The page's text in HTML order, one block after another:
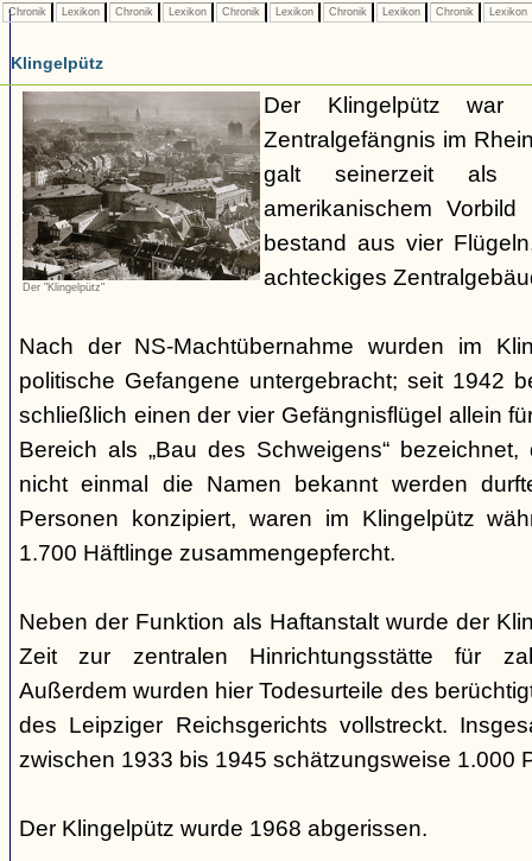
Chronik Lexikon Chronik Lexikon Chronik Lexikon Chronik Lexikon Chronik Lexikon
Klingelpütz
Der "Klingelpütz"
Der Klingelpütz war
Zentralgefängnis im
galt seinerzeit als
amerikanischem
bestand aus vier
achteckiges
Nach der NS-Machtübernahme wurden im
politische Gefangene untergebracht; seit 1942
schließlich einen der vier Gefängnisflügel allein
Bereich als „Bau des Schweigens“
nicht einmal die Namen bekannt werden
Personen konzipiert, waren im Klingelpütz
1.700 Häftlinge zusammengepfercht.
Neben der Funktion als Haftanstalt wurde der
Zeit zur zentralen Hinrichtungsstätte für
Außerdem wurden hier Todesurteile des
des Leipziger Reichsgerichts vollstreckt.
zwischen 1933 bis 1945 schätzungsweise 1.000
Der Klingelpütz wurde 1968 abgerissen.